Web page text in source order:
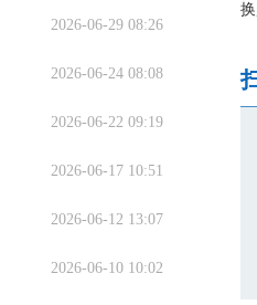
2026-06-29 08:26
2026-06-24 08:08
2026-06-22 09:19
2026-06-17 10:51
2026-06-12 13:07
2026-06-10 10:02